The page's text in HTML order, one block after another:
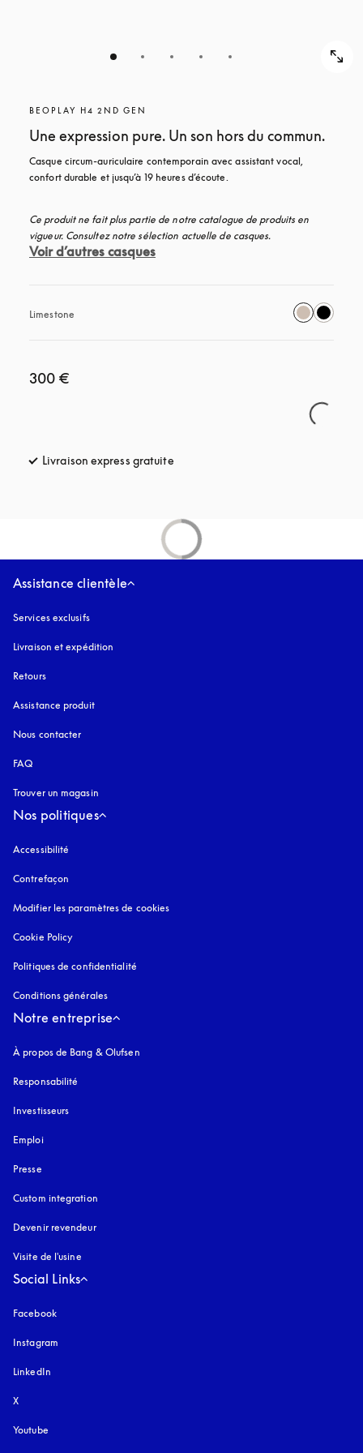
BEOPLAY H4 2ND GEN
Une expression pure. Un son hors du commun.
Casque circum-auriculaire contemporain avec assistant vocal,
confort durable et jusqu’à 19 heures d’écoute.
Ce produit ne fait plus partie de notre catalogue de produits en
vigueur. Consultez notre sélection actuelle de casques.
Voir d’autres casques
Limestone
300 €
Livraison express gratuite
Assistance clientèle
Services exclusifs
Livraison et expédition
Retours
Assistance produit
Nous contacter
FAQ
Trouver un magasin
Nos politiques
Accessibilité
Contrefaçon
Modifier les paramètres de cookies
Cookie Policy
Politiques de confidentialité
Conditions générales
Notre entreprise
À propos de Bang & Olufsen
Responsabilité
Investisseurs
Emploi
Presse
Custom integration
Devenir revendeur
Visite de l'usine
Social Links
Facebook
Instagram
LinkedIn
X
Youtube